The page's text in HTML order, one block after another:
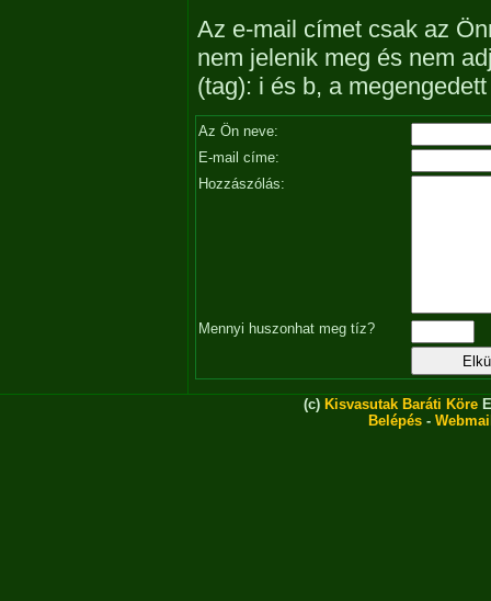
Az e-mail címet csak az
nem jelenik meg és nem
(tag): i és b, a
Az Ön neve:
E-mail címe:
Hozzászólás:
Mennyi huszonhat meg tíz?
(c) Kisvasutak Baráti Köre
Belépés -